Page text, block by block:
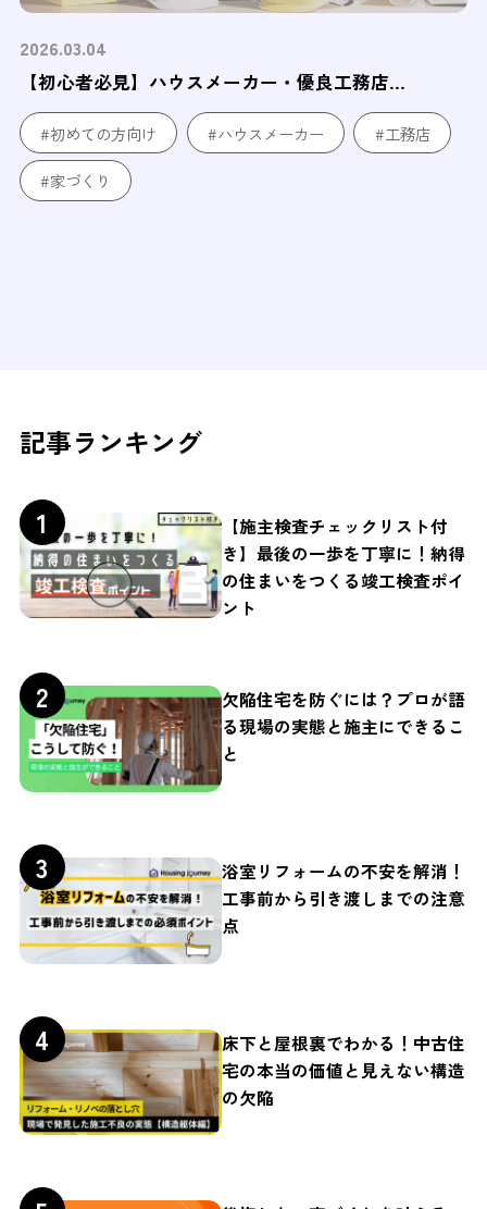
2026.03.04
【初心者必見】ハウスメーカー・優良工務店...
#初めての方向け #ハウスメーカー #工務店
#家づくり
記事ランキング
【施主検査チェックリスト付
き】最後の一歩を丁寧に！納得
の住まいをつくる竣工検査ポイ
ント
欠陥住宅を防ぐには？プロが語
る現場の実態と施主にできるこ
と
浴室リフォームの不安を解消！
工事前から引き渡しまでの注意
点
床下と屋根裏でわかる！中古住
宅の本当の価値と見えない構造
の欠陥